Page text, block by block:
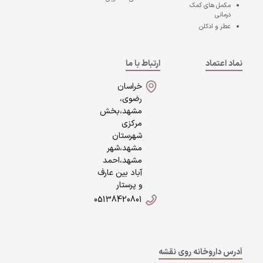
مکمل های کمک
درمانی
عطر و ادکلن
نماد اعتماد
ارتباط با ما
خراسان
رضوی،
مشهد،بخش
مرکزی
شهرستان
مشهد،شهر
مشهد،احمد
آباد بین عارف
و پرستار
05138420801
آدرس داروخانه روی نقشه